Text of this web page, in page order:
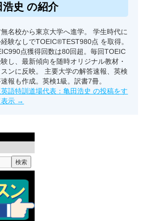
浩史 の紹介
名校から東京大学へ進学。 学生時代に
験なしでTOEIC®TEST980点 を取得。
点獲得回数は80回超。毎回TOEIC
し、最新傾向を随時オリジナル教材・
スンに反映。 主要大学の解答速報、英検
報も作成。英検1級。訳書7冊。
語特訓道場代表：亀田浩史 の投稿をす
示 →